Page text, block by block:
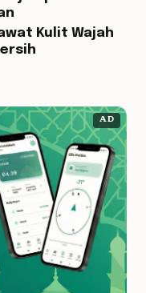
Kulit Wajah
AD